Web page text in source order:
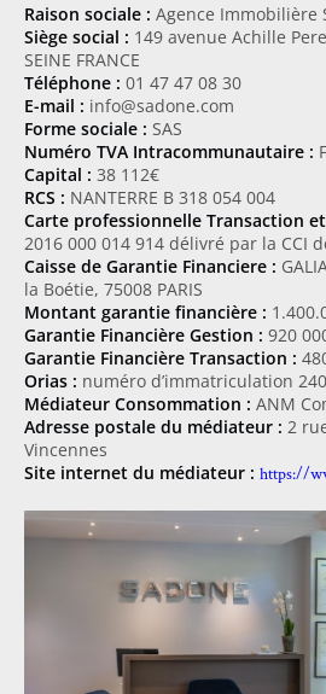
Raison sociale : Agence Immobilière
Siège social : 149 avenue Achille
SEINE FRANCE
Téléphone : 01 47 47 08 30
E-mail : info@sadone.com
Forme sociale : SAS
Numéro TVA Intracommunautaire :
Capital : 38 112€
RCS : NANTERRE B 318 054 004
Carte professionnelle Transaction
2016 000 014 914 délivré par la CCI
Caisse de Garantie Financiere :
la Boétie, 75008 PARIS
Montant garantie financière :
Garantie Financière Gestion : 920
Garantie Financière Transaction :
Orias : numéro d’immatriculation
Médiateur Consommation : ANM
Adresse postale du médiateur : 2
Vincennes
Site internet du médiateur : https://